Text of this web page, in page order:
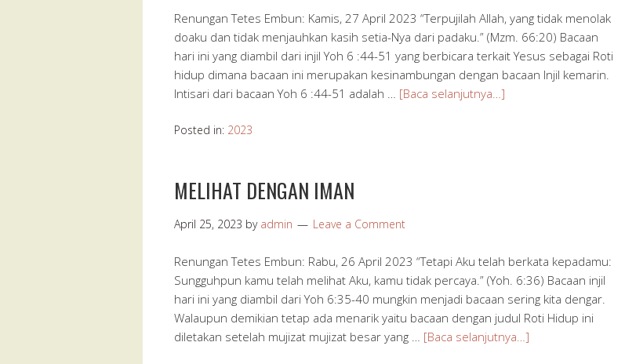
Renungan Tetes Embun: Kamis, 27 April 2023 “Terpujilah Allah, yang tidak menolak
doaku dan tidak menjauhkan kasih setia-Nya dari padaku.” (Mzm. 66:20) Bacaan
hari ini yang diambil dari injil Yoh 6 :44-51 yang berbicara terkait Yesus sebagai Roti
hidup dimana bacaan ini merupakan kesinambungan dengan bacaan Injil kemarin.
Intisari dari bacaan Yoh 6 :44-51 adalah … [Baca selanjutnya…]
Posted in: 2023
MELIHAT DENGAN IMAN
April 25, 2023 by admin Leave a Comment
Renungan Tetes Embun: Rabu, 26 April 2023 “Tetapi Aku telah berkata kepadamu:
Sungguhpun kamu telah melihat Aku, kamu tidak percaya.” (Yoh. 6:36) Bacaan injil
hari ini yang diambil dari Yoh 6:35-40 mungkin menjadi bacaan sering kita dengar.
Walaupun demikian tetap ada menarik yaitu bacaan dengan judul Roti Hidup ini
diletakan setelah mujizat mujizat besar yang … [Baca selanjutnya…]